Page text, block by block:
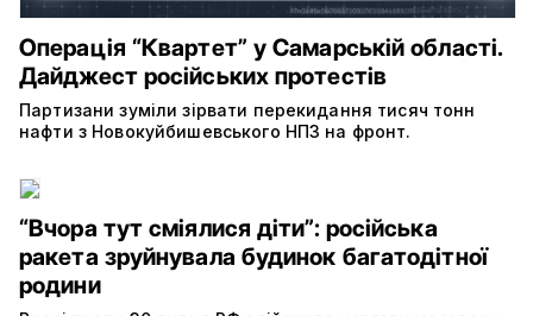
Операція “Квартет” у Самарській області.
Дайджест російських протестів
Партизани зуміли зірвати перекидання тисяч тонн
нафти з Новокуйбишевського НПЗ на фронт.
“Вчора тут сміялися діти”: російська
ракета зруйнувала будинок багатодітної
родини